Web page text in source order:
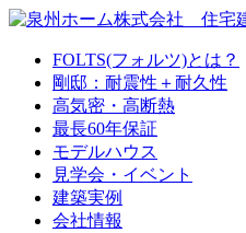
FOLTS(フォルツ)とは？
剛邸：耐震性＋耐久性
高気密・高断熱
最長60年保証
モデルハウス
見学会・イベント
建築実例
会社情報